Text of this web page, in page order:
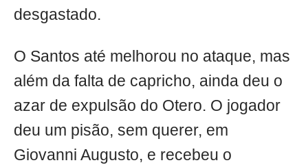
desgastado.
O Santos até melhorou no ataque, mas
além da falta de capricho, ainda deu o
azar de expulsão do Otero. O jogador
deu um pisão, sem querer, em
Giovanni Augusto, e recebeu o